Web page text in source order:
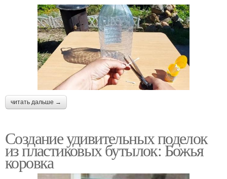
читать дальше →
Создание удивительных поделок
из пластиковых бутылок: Божья
коровка